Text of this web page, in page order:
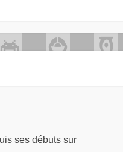
ses débuts sur